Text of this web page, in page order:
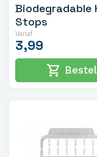
Biodegradable
Stops
Vanaf
3,99
shopping_cart Bestel